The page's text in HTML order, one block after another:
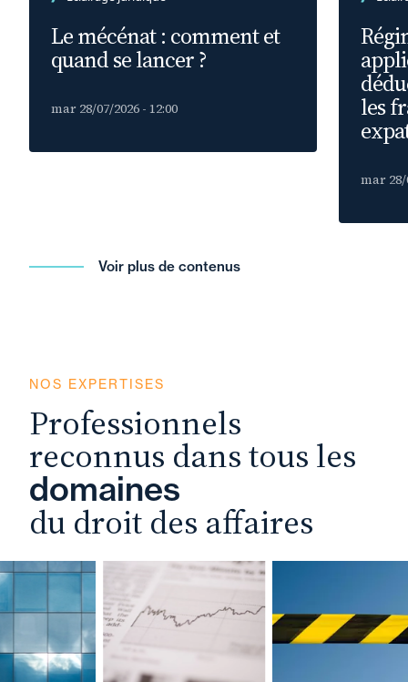
Le mécénat : comment et
quand se lancer ?
mar 28/07/2026 - 12:00 les
mar 28/
Voir plus de contenus
NOS EXPERTISES
Professionnels
reconnus dans tous les
domaines
du droit des affaires